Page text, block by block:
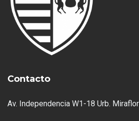
Contacto
Av. Independencia W1-18 Urb.